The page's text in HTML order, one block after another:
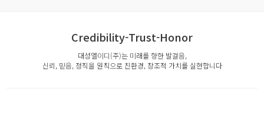
Credibility-Trust-Honor
대성엘이디(주)는 미래를 향한 발걸음,
신뢰, 믿음, 정직을 원칙으로 친환경, 창조적 가치를 실현합니다